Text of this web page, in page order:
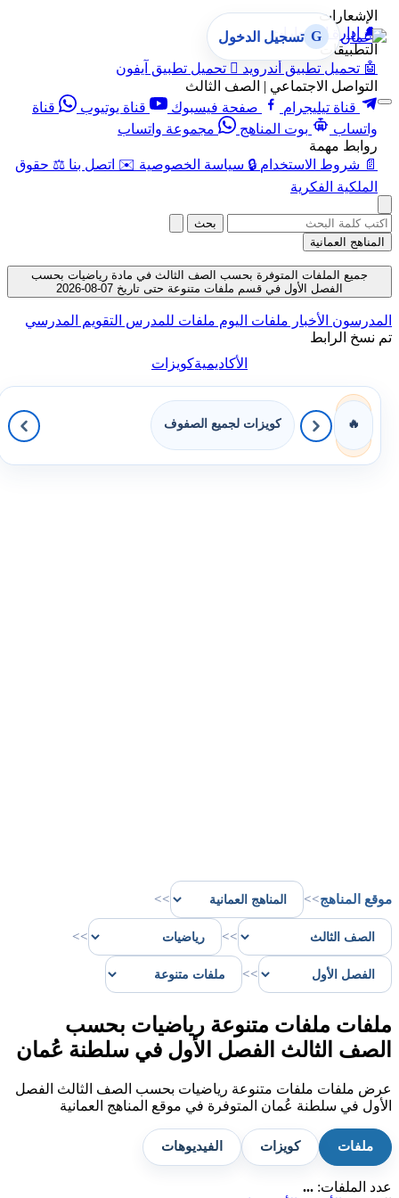
الإشعارات
🔔 إدارة الإشعارات
التطبيقات
🤖 تحميل تطبيق أندرويد  تحميل تطبيق آيفون
التواصل الاجتماعي | الصف الثالث
قناة تيليجرام
صفحة فيسبوك قناة يوتيوب
قناة
واتساب
بوت المناهج
مجموعة واتساب
روابط مهمة
📄 شروط الاستخدام 🔒 سياسة الخصوصية ✉️ اتصل بنا ⚖️ حقوق
الملكية الفكرية
G تسجيل الدخول
بحث
المناهج العمانية
جميع الملفات المتوفرة بحسب الصف الثالث في مادة رياضيات بحسب
الفصل الأول في قسم ملفات متنوعة حتى تاريخ 07-08-2026
المدرسون الأخبار ملفات اليوم ملفات للمدرس التقويم المدرسي
تم نسخ الرابط
الأكاديميةكويزات
🔥 كويزات لجميع الصفوف
موقع المناهج>>
>>
>>
>>
>>
ملفات ملفات متنوعة رياضيات بحسب
الصف الثالث الفصل الأول في سلطنة عُمان
عرض ملفات ملفات متنوعة رياضيات بحسب الصف الثالث الفصل
الأول في سلطنة عُمان المتوفرة في موقع المناهج العمانية
ملفات كويزات الفيديوهات
عدد الملفات: ...